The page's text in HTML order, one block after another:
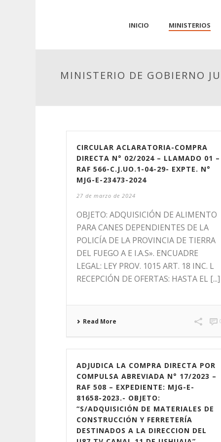
INICIO MINISTERIOS
MINISTERIO DE GOBIERNO
CIRCULAR ACLARATORIA-COMPRA
DIRECTA N° 02/2024 – LLAMADO 01 –
RAF 566-C.J.UO.1-04-29- EXPTE. N°
MJG-E-23473-2024
27 de marzo de 2024
OBJETO: ADQUISICIÓN DE ALIMENTO
PARA CANES DEPENDIENTES DE LA
POLICÍA DE LA PROVINCIA DE TIERRA
DEL FUEGO A E I.A.S». ENCUADRE
LEGAL: LEY PROV. 1015 ART. 18 INC. L
RECEPCIÓN DE OFERTAS: HASTA EL [...]
Read More
ADJUDICA LA COMPRA DIRECTA POR
COMPULSA ABREVIADA N° 17/2023 –
RAF 508 – EXPEDIENTE: MJG-E-
81658-2023.- OBJETO:
“S/ADQUISICIÓN DE MATERIALES DE
CONSTRUCCIÓN Y FERRETERÍA
DESTINADOS A LA DIRECCION DEL